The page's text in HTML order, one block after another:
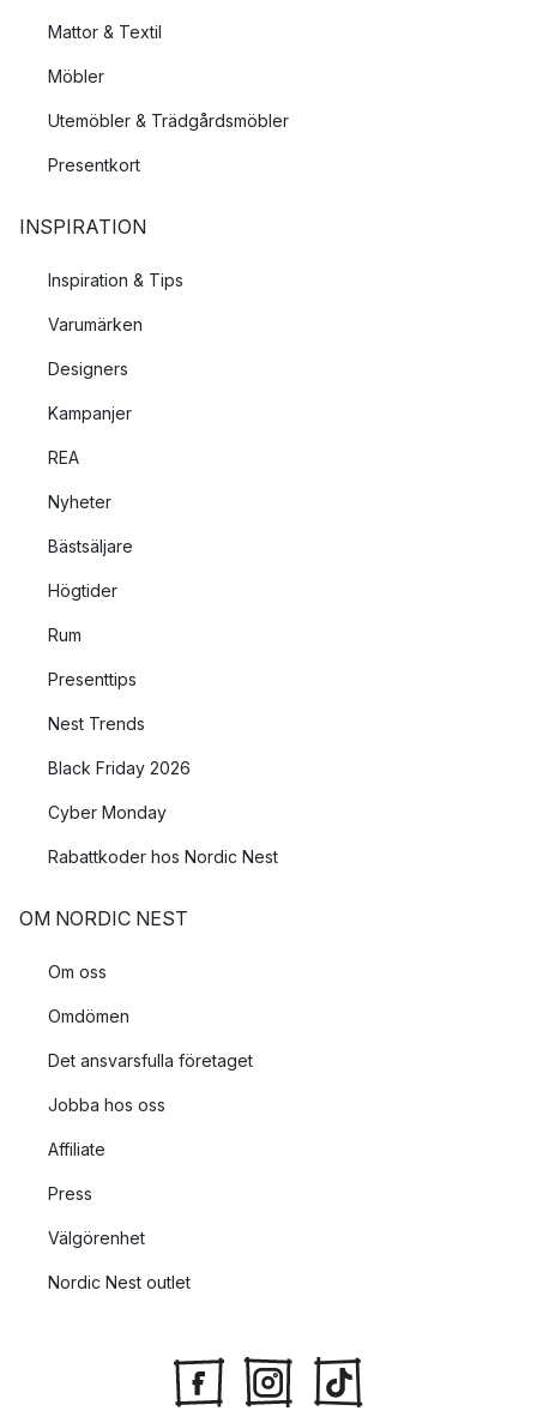
Mattor & Textil
Möbler
Utemöbler & Trädgårdsmöbler
Presentkort
INSPIRATION
Inspiration & Tips
Varumärken
Designers
Kampanjer
REA
Nyheter
Bästsäljare
Högtider
Rum
Presenttips
Nest Trends
Black Friday 2026
Cyber Monday
Rabattkoder hos Nordic Nest
OM NORDIC NEST
Om oss
Omdömen
Det ansvarsfulla företaget
Jobba hos oss
Affiliate
Press
Välgörenhet
Nordic Nest outlet